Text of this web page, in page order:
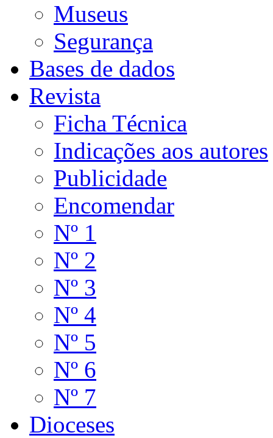
Museus
Segurança
Bases de dados
Revista
Ficha Técnica
Indicações aos autores
Publicidade
Encomendar
Nº 1
Nº 2
Nº 3
Nº 4
Nº 5
Nº 6
Nº 7
Dioceses